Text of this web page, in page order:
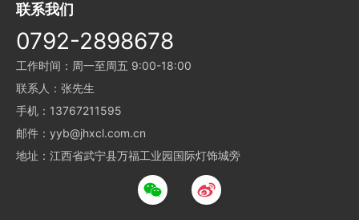
联系我们
0792-2898678
工作时间：周一至周五 9:00-18:00
联系人：张先生
手机：13767211595
邮件：yyb@jhxcl.com.cn
地址：江西省武宁县万福工业园国际灯饰城旁